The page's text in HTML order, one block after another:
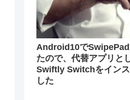
Android10でSwipePad
たので、代替アプリと
Swiftly Switchをインス
した